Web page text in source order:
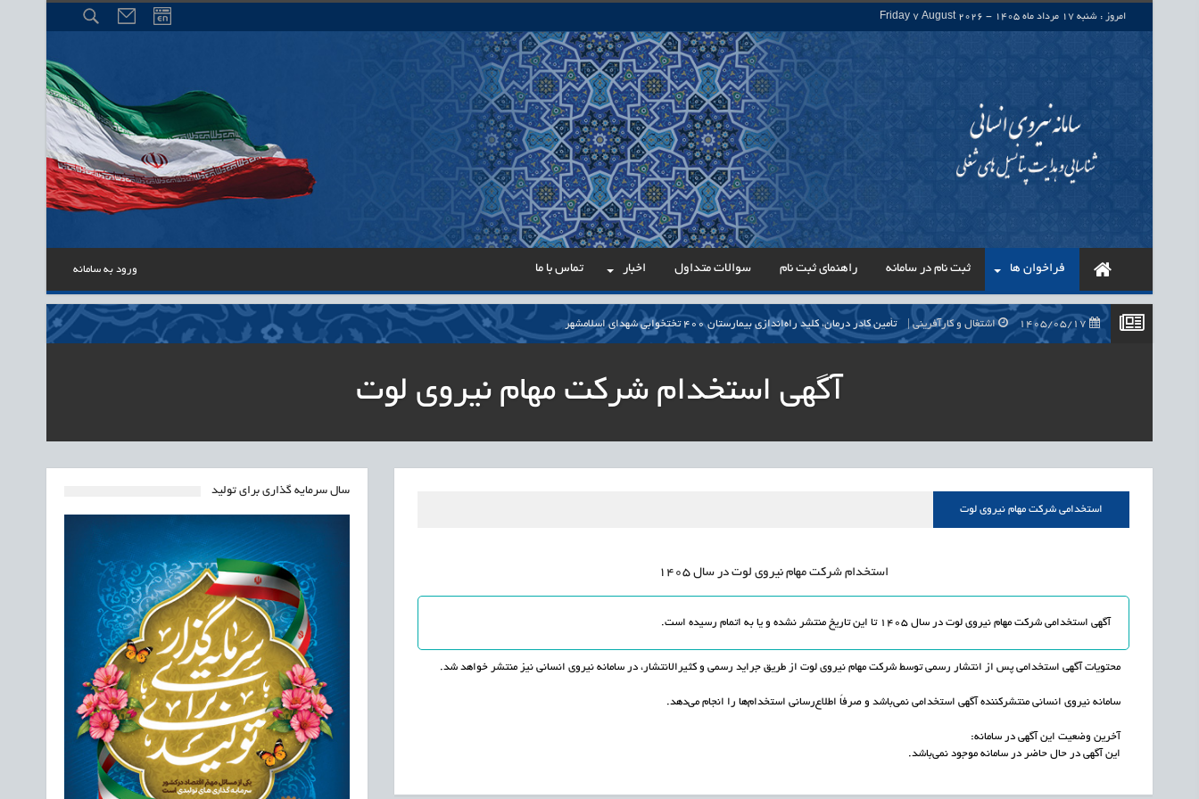
امروز : شنبه 17 مرداد ماه 1405 - Friday 7 August 2026
فراخوان ها ثبت نام در سامانه راهنمای ثبت نام سوالات متداول اخبار تماس با ما ورود به سامانه
اشتغال و کارآفرینی تأمین کادر درمان، کلید راه‌اندازی بیمارستان ۴۰۰ تختخوابی شهدای اسلامشهر
قرارداد کار معین، راهکار پایدار برای ساماندهی معلمان حق‌التدریس آزاد
1405/05/17 اشتغال و کارآفرینی رئیس مرکز منابع انسانی آموزش‌وپرورش: داوطلبان ردصلاحیت‌شده حق اعتراض دارند
آگهی استخدام شرکت مهام نیروی لوت
استخدامی شرکت مهام نیروی لوت
استخدام شرکت مهام نیروی لوت در سال 1405
آگهی استخدامی شرکت مهام نیروی لوت در سال 1405 تا این تاریخ منتشر نشده و یا به اتمام رسیده است.
محتویات آگهی استخدامی پس از انتشار رسمی توسط شرکت مهام نیروی لوت از طریق جراید رسمی و کثیرالانتشار، در سامانه نیروی انسانی نیز منتشر خواهد شد.
سامانه نیروی انسانی منتشرکننده آگهی استخدامی نمی‌باشد و صرفاً اطلاع‌رسانی استخدام‌ها را انجام می‌دهد.
آخرین وضعیت این آگهی در سامانه:
این آگهی در حال حاضر در سامانه موجود نمی‌باشد.
سال سرمایه گذاری برای تولید